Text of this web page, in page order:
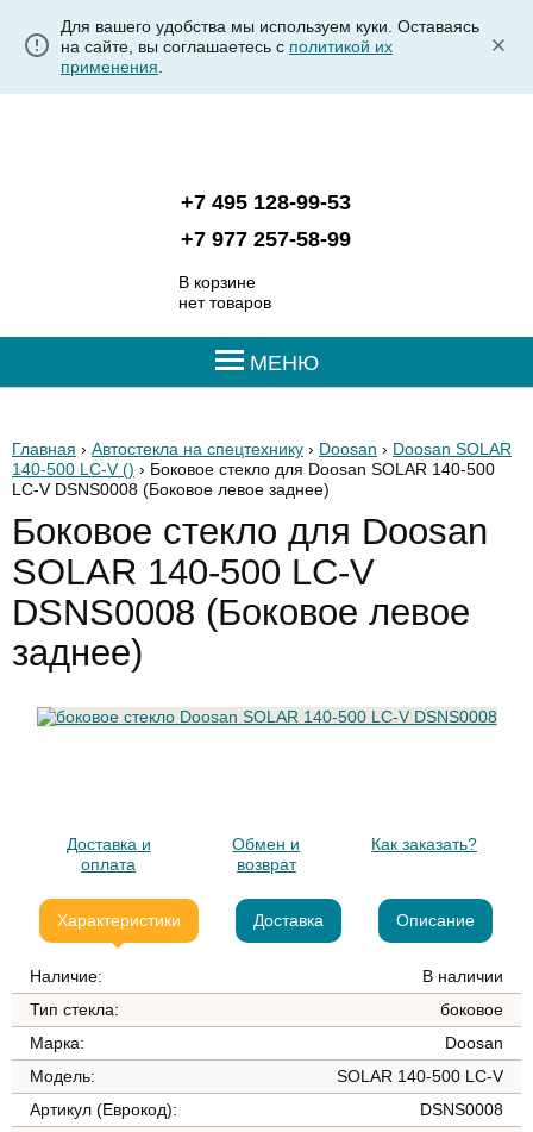
Для вашего удобства мы используем куки. Оставаясь
на сайте, вы соглашаетесь с политикой их
применения
+7 495 128-99-53
+7 977 257-58-99
В корзине
нет товаров
МЕНЮ
Главная › Автостекла на спецтехнику › Doosan › Doosan SOLAR
140-500 LC-V () › Боковое стекло для Doosan SOLAR 140-500
LC-V DSNS0008 (Боковое левое заднее)
Боковое стекло для Doosan
SOLAR 140-500 LC-V
DSNS0008 (Боковое левое
заднее)
Доставка и
оплата
Обмен и
возврат
Как заказать?
Характеристики Доставка Описание
Наличие:
В наличии
Тип стекла:
боковое
Марка:
Doosan
Модель:
SOLAR 140-500 LC-V
Артикул (Еврокод):
DSNS0008